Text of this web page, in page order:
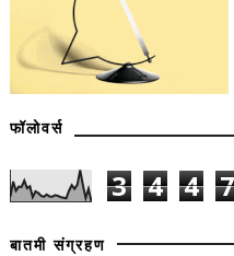
फॉलोवर्स
3 4 4 7
बातमी संग्रहण